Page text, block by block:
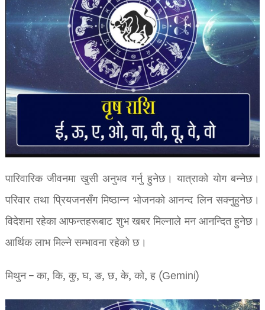
पारिवारिक जीवनमा खुसी अनुभव गर्नु हुनेछ। यात्राको योग बन्नेछ।
परिवार तथा प्रियजनसँग मिष्ठान्न भोजनको आनन्द लिन सक्नुहुनेछ।
विदेशमा रहेका आफन्तहरूबाट शुभ खबर मिल्नाले मन आनन्दित हुनेछ।
आर्थिक लाभ मिल्ने सम्भावना रहेको छ।
मिथुन – का, कि, कु, घ, ङ, छ, के, को, ह (Gemini)